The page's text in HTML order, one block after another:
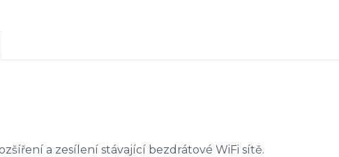
a zesílení stávající bezdrátové WiFi sítě.